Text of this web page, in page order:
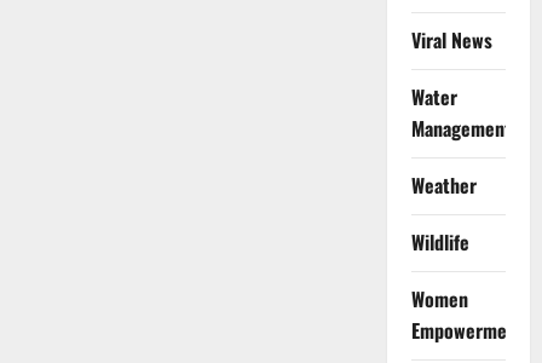
Viral News
Water
Management
Weather
Wildlife
Women
Empowerment